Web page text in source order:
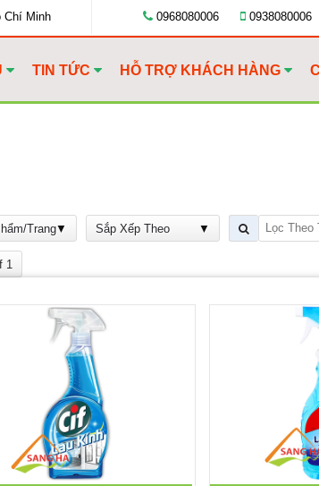
Chí Minh 0968080006 0938080006
TIN TỨC HỖ TRỢ KHÁCH HÀNG
Trang Sắp Xếp Theo
1